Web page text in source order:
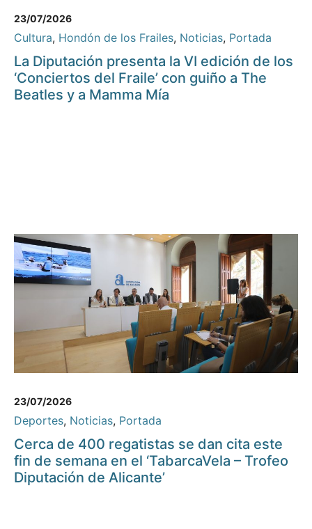
23/07/2026
Cultura, Hondón de los Frailes, Noticias, Portada
La Diputación presenta la VI edición de los
‘Conciertos del Fraile’ con guiño a The
Beatles y a Mamma Mía
23/07/2026
Deportes, Noticias, Portada
Cerca de 400 regatistas se dan cita este
fin de semana en el ‘TabarcaVela – Trofeo
Diputación de Alicante’